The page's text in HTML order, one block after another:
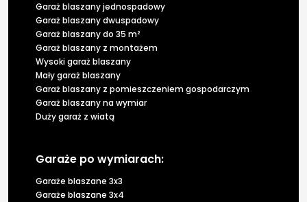
Garaż blaszany jednospadowy
Garaż blaszany dwuspadowy
Garaż blaszany do 35 m²
Garaż blaszany z montażem
Wysoki garaż blaszany
Mały garaż blaszany
Garaż blaszany z pomieszczeniem gospodarczym
Garaż blaszany na wymiar
Duży garaż z wiatą
Garaże po wymiarach:
Garaże blaszane 3x3
Garaże blaszane 3x4